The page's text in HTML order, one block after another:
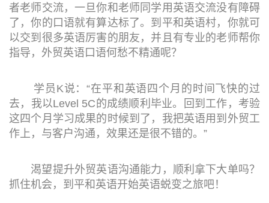
者老师交流，一旦你和老师同学用英语交流没有障碍
了，你的口语就有算达标了。到平和英语村，你就可
以交到很多英语厉害的朋友，并且有专业的老师帮你
指导，外贸英语口语何愁不精通呢？
学员K说：“在平和英语四个月的时间飞快的过
去，我以Level 5C的成绩顺利毕业。回到工作，考验
这四个月学习成果的时候到了，我把英语用到外贸工
作上，与客户沟通，效果还是很不错的。”
渴望提升外贸英语沟通能力，顺利拿下大单吗？
抓住机会，到平和英语开始英语蜕变之旅吧！